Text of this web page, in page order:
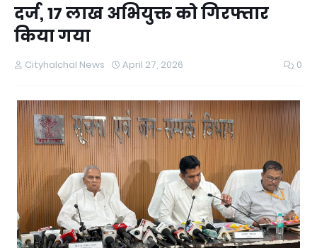
दर्ज, 17 लाख अभियुक्त को गिरफ्तार
किया गया
Cityhalchal News April 27, 2026 0